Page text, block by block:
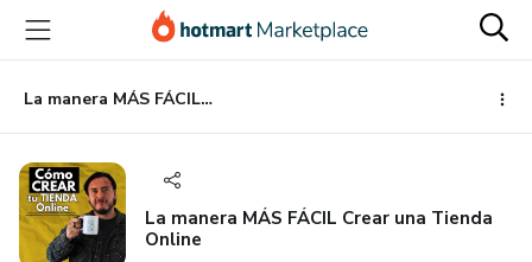
principal
página
de
página
La manera MÁS FÁCIL Crear una Tienda Online
La manera MÁS FÁCIL Crear una Tienda
Online